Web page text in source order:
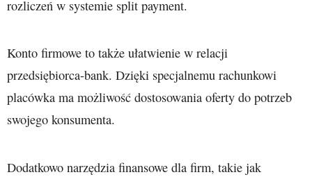
rozliczeń w systemie split payment.
Konto firmowe to także ułatwienie w relacji
przedsiębiorca-bank. Dzięki specjalnemu rachunkowi
placówka ma możliwość dostosowania oferty do potrzeb
swojego konsumenta.
Dodatkowo narzędzia finansowe dla firm, takie jak